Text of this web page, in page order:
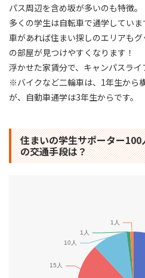
パス周辺を含め坂が多いのも特徴。
多くの学生は自転車で通学してい
車があれば住まい探しのエリアも
の部屋が見つけやすくなります！
浮かせた家賃分で、キャンパスラ
※バイクなど二輪車は、1年生から
が、自動車通学は3年生からです。
住まいの学生サポーター
の交通手段は？